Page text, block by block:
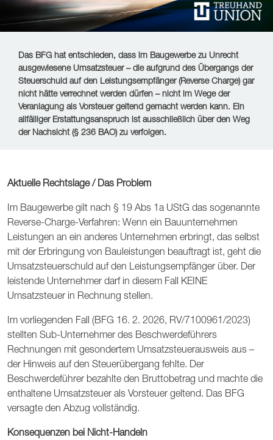
Das BFG hat entschieden, dass im Baugewerbe zu Unrecht
ausgewiesene Umsatzsteuer – die aufgrund des Übergangs der
Steuerschuld auf den Leistungsempfänger (Reverse Charge) gar
nicht hätte verrechnet werden dürfen – nicht im Wege der
Veranlagung als Vorsteuer geltend gemacht werden kann. Ein
allfälliger Erstattungsanspruch ist ausschließlich über den Weg
der Nachsicht (§ 236 BAO) zu verfolgen.
Aktuelle Rechtslage / Das Problem
Im Baugewerbe gilt nach § 19 Abs 1a UStG das sogenannte
Reverse-Charge-Verfahren: Wenn ein Bauunternehmen
Leistungen an ein anderes Unternehmen erbringt, das selbst
mit der Erbringung von Bauleistungen beauftragt ist, geht die
Umsatzsteuerschuld auf den Leistungsempfänger über. Der
leistende Unternehmer darf in diesem Fall KEINE
Umsatzsteuer in Rechnung stellen.
Im vorliegenden Fall (BFG 16. 2. 2026, RV/7100961/2023)
stellten Sub-Unternehmer des Beschwerdeführers
Rechnungen mit gesondertem Umsatzsteuerausweis aus –
der Hinweis auf den Steuerübergang fehlte. Der
Beschwerdeführer bezahlte den Bruttobetrag und machte die
enthaltene Umsatzsteuer als Vorsteuer geltend. Das BFG
versagte den Abzug vollständig.
Konsequenzen bei Nicht-Handeln